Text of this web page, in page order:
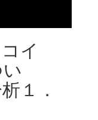
イ
１．